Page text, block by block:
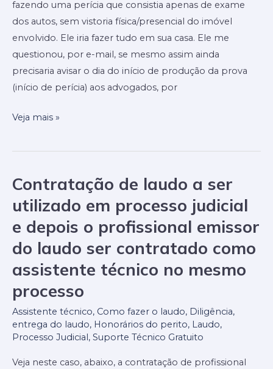
fazendo uma perícia que consistia apenas de exame
dos autos, sem vistoria física/presencial do imóvel
envolvido. Ele iria fazer tudo em sua casa. Ele me
questionou, por e-mail, se mesmo assim ainda
precisaria avisar o dia do início de produção da prova
(início de perícia) aos advogados, por
produção
da
prova?
Veja mais »
Contratação de laudo a ser
utilizado em processo judicial
e depois o profissional emissor
do laudo ser contratado como
assistente técnico no mesmo
processo
Assistente técnico, Como fazer o laudo, Diligência,
entrega do laudo, Honorários do perito, Laudo,
Processo Judicial, Suporte Técnico Gratuito
Veja neste caso, abaixo, a contratação de profissional
Contratação
laudo
a
ser
utilizado
processo
judicial
e
o